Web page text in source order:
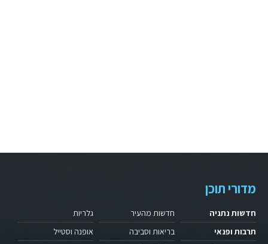
מדורי תוכן
חדשות נתניה
תרבות ופנאי
חדשות מהעיר
בריאות וסביבה
גלריות
אופנה וסטייל